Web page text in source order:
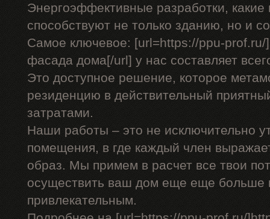
Энергоэффективные разработки,
способствуют не только зданию, но и
Самое ключевое: [url=https://ppu-prof.ru/
фасада дома[/url] у нас составляет
Это доступное решение, которое
резиденцию в действительный
затратами.
Наши работы – это не исключительно
помещения, в где каждый член
образ. Мы примем в расчет все твои
осуществить ваш дом еще еще больше
привлекательным.